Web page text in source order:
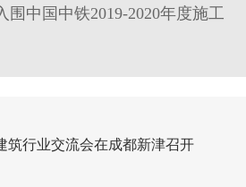
围中国中铁2019-2020年度施工
筑行业交流会在成都新津召开